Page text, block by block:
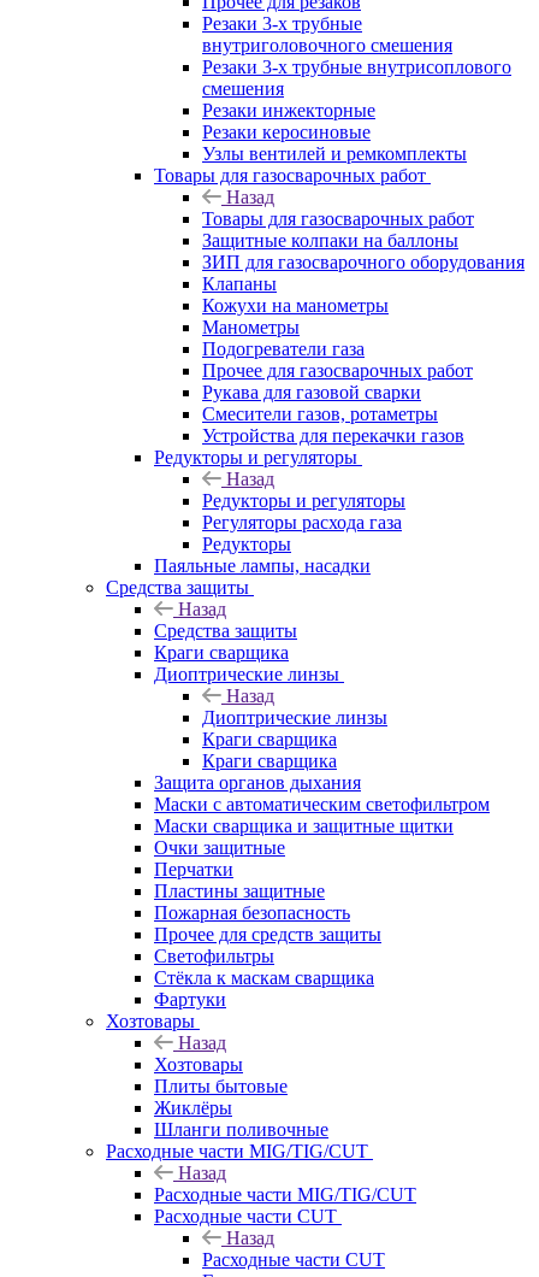
Резаки 3-х трубные
внутриголовочного смешения
Резаки 3-х трубные внутрисоплового
смешения
Резаки инжекторные
Резаки керосиновые
Узлы вентилей и ремкомплекты
Товары для газосварочных работ
Назад
Товары для газосварочных работ
Защитные колпаки на баллоны
ЗИП для газосварочного оборудования
Клапаны
Кожухи на манометры
Манометры
Подогреватели газа
Прочее для газосварочных работ
Рукава для газовой сварки
Смесители газов, ротаметры
Устройства для перекачки газов
Редукторы и регуляторы
Назад
Редукторы и регуляторы
Регуляторы расхода газа
Редукторы
Паяльные лампы, насадки
Средства защиты
Назад
Средства защиты
Краги сварщика
Диоптрические линзы
Назад
Диоптрические линзы
Краги сварщика
Краги сварщика
Защита органов дыхания
Маски с автоматическим светофильтром
Маски сварщика и защитные щитки
Очки защитные
Перчатки
Пластины защитные
Пожарная безопасность
Прочее для средств защиты
Светофильтры
Стёкла к маскам сварщика
Фартуки
Хозтовары
Назад
Хозтовары
Плиты бытовые
Жиклёры
Шланги поливочные
Расходные части MIG/TIG/CUT
Назад
Расходные части MIG/TIG/CUT
Расходные части CUT
Назад
Расходные части CUT